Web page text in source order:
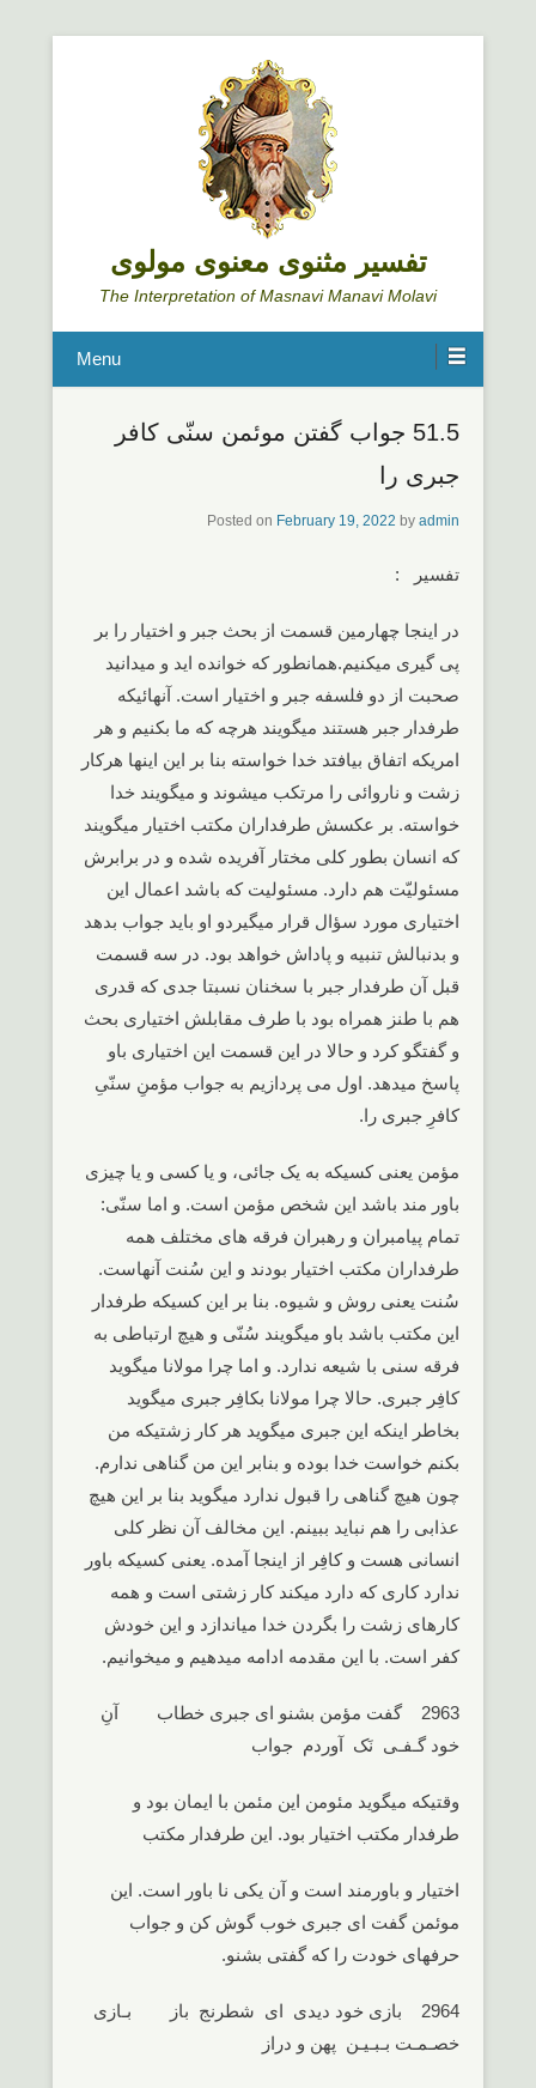
تفسیر مثنوی معنوی مولوی
The Interpretation of Masnavi Manavi Molavi
Menu
51.5 جواب گفتن موئمن سنّی کافر
جبری را
Posted on February 19, 2022 by admin
تفسیر :
در اینجا چهارمین قسمت از بحث جبر و اختیار را بر
پی گیری میکنیم.همانطور که خوانده اید و میدانید
صحبت از دو فلسفه جبر و اختیار است. آنهائیکه
طرفدار جبر هستند میگویند هرچه که ما بکنیم و هر
امریکه اتفاق بیافتد خدا خواسته بنا بر این اینها هرکار
زشت و ناروائی را مرتکب میشوند و میگویند خدا
خواسته. بر عکسش طرفداران مکتب اختیار میگویند
که انسان بطور کلی مختار آفریده شده و در برابرش
مسئولیّت هم دارد. مسئولیت که باشد اعمال این
اختیاری مورد سؤال قرار میگیردو او باید جواب بدهد
و بدنبالش تنبیه و پاداش خواهد بود. در سه قسمت
قبل آن طرفدار جبر با سخنان نسبتا جدی که قدری
هم با طنز همراه بود با طرف مقابلش اختیاری بحث
و گفتگو کرد و حالا در این قسمت این اختیاری باو
پاسخ میدهد. اول می پردازیم به جواب مؤمنِ سنّیِ
کافرِ جبری را.
مؤمن یعنی کسیکه به یک جائی، و یا کسی و یا چیزی
باور مند باشد این شخص مؤمن است. و اما سنّی:
تمام پیامبران و رهبران فرقه های مختلف همه
طرفداران مکتب اختیار بودند و این سُنت آنهاست.
سُنت یعنی روش و شیوه. بنا بر این کسیکه طرفدار
این مکتب باشد باو میگویند سُنّی و هیچ ارتباطی به
فرقه سنی با شیعه ندارد. و اما چرا مولانا میگوید
کافِر جبری. حالا چرا مولانا بکافِر جبری میگوید
بخاطر اینکه این جبری میگوید هر کار زشتیکه من
بکنم خواست خدا بوده و بنابر این من گناهی ندارم.
چون هیچ گناهی را قبول ندارد میگوید بنا بر این هیچ
عذابی را هم نباید ببینم. این مخالف آن نظر کلی
انسانی هست و کافِر از اینجا آمده. یعنی کسیکه باور
ندارد کاری که دارد میکند کار زشتی است و همه
کارهای زشت را بگردن خدا میاندازد و این خودش
کفر است. با این مقدمه ادامه میدهیم و میخوانیم.
2963 گفت مؤمن بشنو ای جبری خطاب آنِ
خود گـفـی نَک آوردم جواب
وقتیکه میگوید مئومن این مئمن با ایمان بود و
طرفدار مکتب اختیار بود. این طرفدار مکتب
اختیار و باورمند است و آن یکی نا باور است. این
موئمن گفت ای جبری خوب گوش کن و جواب
حرفهای خودت را که گفتی بشنو.
2964 بازی خود دیدی ای شطرنج باز بـازی
خصـمـت بـبـیـن پهن و دراز